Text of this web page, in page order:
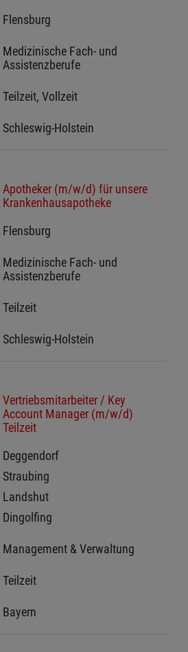
Flensburg
Medizinische Fach- und
Assistenzberufe
Teilzeit, Vollzeit
Schleswig-Holstein
Apotheker (m/w/d) für unsere
Krankenhausapotheke
Flensburg
Medizinische Fach- und
Assistenzberufe
Teilzeit
Schleswig-Holstein
Vertriebsmitarbeiter / Key
Account Manager (m/w/d)
Teilzeit
Deggendorf
Straubing
Landshut
Dingolfing
Management & Verwaltung
Teilzeit
Bayern